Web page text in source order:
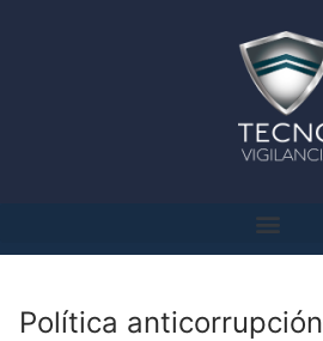
Política anticorrupción